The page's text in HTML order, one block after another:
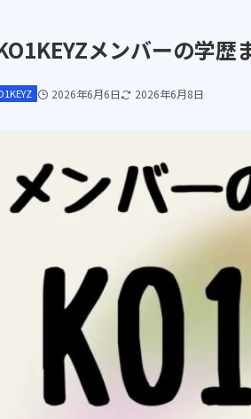
メンバーの学歴
2026年6月6日 2026年6月8日